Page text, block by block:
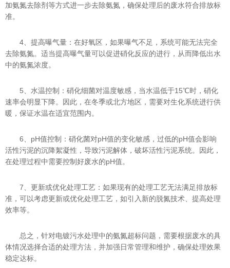
加氨氮去除剂等方式进一步去除氨氮，确保处理后的废水符合排放标
准。
4、提高曝气量：在好氧区，如果曝气不足，系统可能无法完全
去除氨氮。适当提高曝气量可以促进硝化反应的进行，从而降低出水
中的氨氮浓度。
5、水温控制：硝化细菌对温度敏感，当水温低于15℃时，硝化
速率会明显下降。因此，在冬季或北方地区，需要对生化系统进行供
暖，保证水温在适宜范围内。
6、pH值控制：硝化菌对pH值的变化敏感，过低的pH值会影响
活性污泥的沉降絮凝性，导致污泥解体，破坏活性污泥系统。因此，
在处理过程中需要控制好废水的pH值。
7、更新或优化处理工艺：如果现有的处理工艺无法满足排放标
准，可以考虑更新或优化处理工艺，如引入新的脱氮技术、提高处理
效率等。
总之，针对电镀污水处理中的氨氮超标问题，需要根据废水的具
体情况选择合适的处理方法，并加强日常管理和维护，确保处理效果
稳定达标。